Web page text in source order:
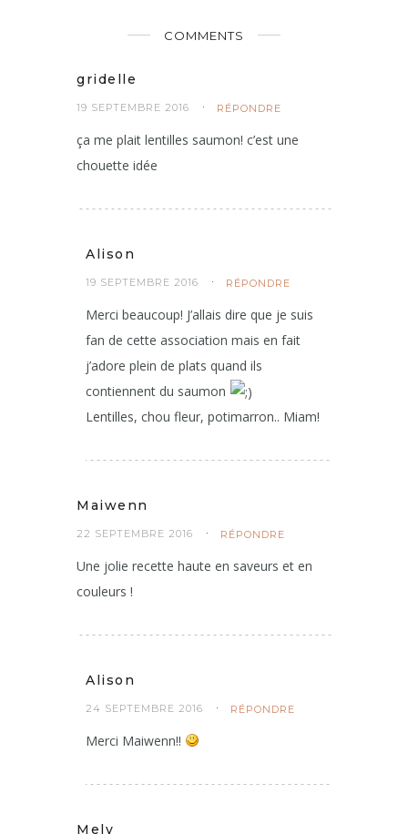
COMMENTS
gridelle
19 SEPTEMBRE 2016 RÉPONDRE
ça me plait lentilles saumon! c’est une
chouette idée
Alison
19 SEPTEMBRE 2016 RÉPONDRE
Merci beaucoup! J’allais dire que je suis
fan de cette association mais en fait
j’adore plein de plats quand ils
contiennent du saumon
Lentilles, chou fleur, potimarron.. Miam!
Maiwenn
22 SEPTEMBRE 2016 RÉPONDRE
Une jolie recette haute en saveurs et en
couleurs !
Alison
24 SEPTEMBRE 2016 RÉPONDRE
Merci Maiwenn!!
Mely